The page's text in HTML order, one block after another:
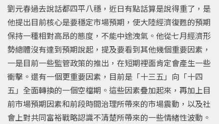
劉元春過去說話都四平八穩，近日有點話算是說得重了，是
他提出目前核心是要穩定市場預期，使大陸經濟復甦的預期
保持一種相對高昂的態度，不能中途洩氣。他從七月經濟形
勢總體沒有達到預期說起，提及要看到其他幾個重要因素，
一是目前一些監管政策的推出，在短期裡面肯定會產生一些
衝擊。還有一個更重要因素，目前是「十三五」向「十四
五」全面轉換的一個空檔期。這些因素疊加起來，再加上目
前市場預期因素和前段時間治理所帶來的市場震動，以及社
會上對共同富裕戰略認識不清楚所帶來的一些情緒性波動。